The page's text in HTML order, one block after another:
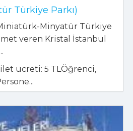
Türkiye Parkı)
Minyatür Türkiye
veren Kristal İstanbul
ücreti: 5 TLÖğrenci,